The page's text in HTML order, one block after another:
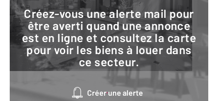
Créez-vous une alerte mail pour
être averti quand une annonce
est en ligne et consultez la carte
pour voir les biens à louer dans
ce secteur.
Créer une alerte